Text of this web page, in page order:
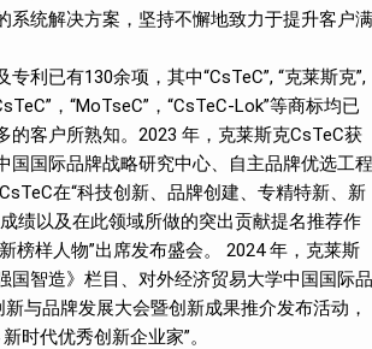
统解决方案，坚持不懈地致力于提升客户满
利已有130余项，其中“CsTeC”, “克莱斯克”,
，“MoTseC”，“CsTeC-Lok”等商标均已
客户所熟知。2023 年，克莱斯克CsTeC获
国际品牌战略研究中心、自主品牌优选工程
在“科技创新、品牌创建、专精特新、新
绩以及在此领域所做的突出贡献提名推荐作
榜样人物”出席发布盛会。 2024 年，克莱斯
国智造》栏目、对外经济贸易大学中国国际品
与品牌发展大会暨创新成果推介发布活动，
时代优秀创新企业家”。